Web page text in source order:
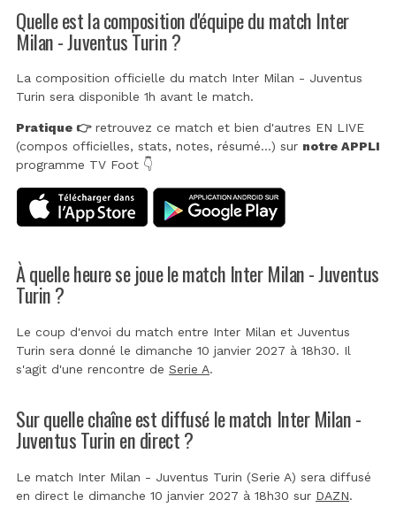
Quelle est la composition d'équipe du match Inter
Milan - Juventus Turin ?
La composition officielle du match Inter Milan - Juventus
Turin sera disponible 1h avant le match.
Pratique 👉retrouvez ce match et bien d'autres EN LIVE
(compos officielles, stats, notes, résumé...) sur notre APPLI
programme TV Foot 👇
À quelle heure se joue le match Inter Milan - Juventus
Turin ?
Le coup d'envoi du match entre Inter Milan et Juventus
Turin sera donné le dimanche 10 janvier 2027 à 18h30. Il
s'agit d'une rencontre de Serie A.
Sur quelle chaîne est diffusé le match Inter Milan -
Juventus Turin en direct ?
Le match Inter Milan - Juventus Turin (Serie A) sera diffusé
en direct le dimanche 10 janvier 2027 à 18h30 sur DAZN.